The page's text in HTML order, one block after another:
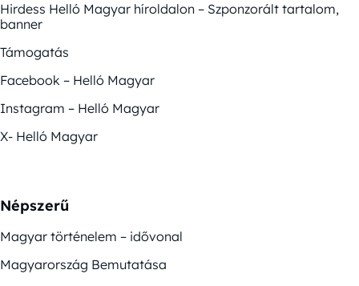
Hirdess Helló Magyar híroldalon – Szponzorált tartalom,
banner
Támogatás
Facebook – Helló Magyar
Instagram – Helló Magyar
X- Helló Magyar
Népszerű
Magyar történelem – idővonal
Magyarország Bemutatása